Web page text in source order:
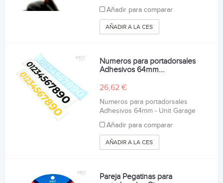
Añadir para comparar
AÑADIR A LA CESTA
Numeros para portadorsales
Adhesivos 64mm...
26,62 €
Numeros para portadorsales
Adhesivos 64mm - Unit Garage
Añadir para comparar
AÑADIR A LA CESTA
Pareja Pegatinas para